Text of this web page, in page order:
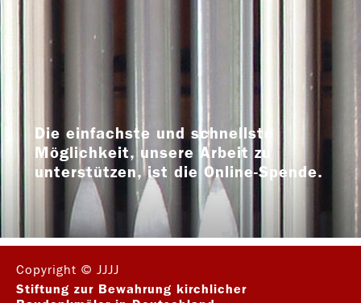
Die einfachste und schnellste
Möglichkeit, unsere Arbeit zu
unterstützen, ist die Online-Spende.
Copyright © JJJJ
Stiftung zur Bewahrung kirchlicher